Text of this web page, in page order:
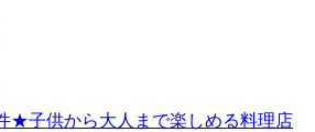
★子供から大人まで楽しめる料理店